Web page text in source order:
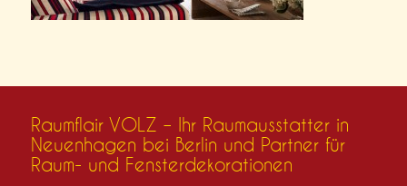
Raumflair VOLZ – Ihr Raumausstatter in
Neuenhagen bei Berlin und Partner für
Raum- und Fensterdekorationen